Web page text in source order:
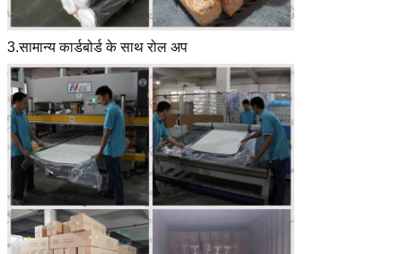
3.सामान्य कार्डबोर्ड के साथ रोल अप